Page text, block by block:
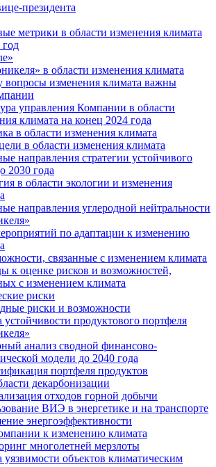
президента
метрики в области изменения климата
год
в области изменения климата
вопросы изменения климата важны
управления Компании в области
климата на конец 2024 года
в области изменения климата
в области изменения климата
направления стратегии устойчивого
2030 года
в области экологии и изменения
направления углеродной нейтральности
по адаптации к изменению
связанные с изменением климата
к оценке рисков и возможностей,
с изменением климата
риски
риски и возможности
продуктового портфеля
анализ сводной финансово-
модели до 2040 года
портфеля продуктов
декарбонизации
отходов горной добычи
ВИЭ в энергетике и на транспорте
энергоэффективности
к изменению климата
многолетней мерзлоты
объектов климатическим